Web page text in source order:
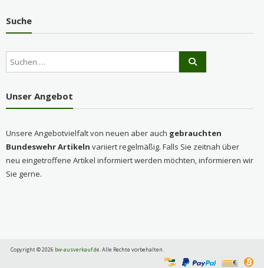
Suche
Unser Angebot
Unsere Angebotvielfalt von neuen aber auch gebrauchten
Bundeswehr Artikeln variiert regelmäßig. Falls Sie zeitnah über
neu eingetroffene Artikel informiert werden möchten, informieren wir
Sie gerne.
Copyright © 2026 bw-ausverkauf.de. Alle Rechte vorbehalten.